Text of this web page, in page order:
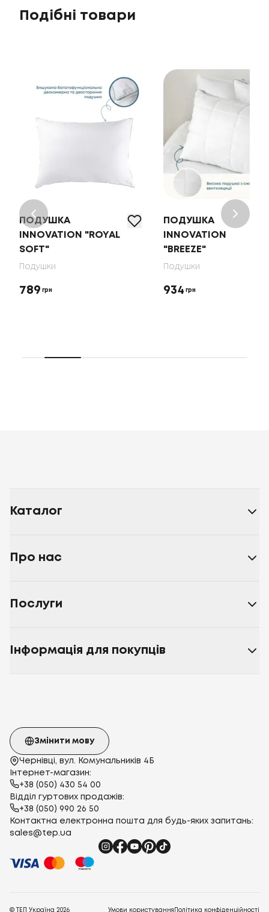
Подібні товари
ПОДУШКА
INNOVATION "ROYAL
SOFT"
Подушки
789 грн
ПОДУШКА
INNOVATION
"BREEZE"
Подушки
934 грн
Каталог
Про нас
Послуги
Інформація для покупців
Чернівці, вул. Комунальників 4Б
Інтернет-магазин:
+38 (050) 430 54 00
Відділ гуртових продажів:
+38 (050) 990 26 50
Контактна електронна пошта для будь-яких запитань:
sales@tep.ua
Змінити мову
© ТЕП Україна 2026 Умови користування Політика конфіденційності